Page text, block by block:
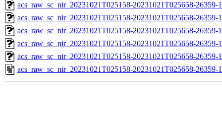
acs_raw_sc_nir_20231021T025158-20231021T025658-
acs_raw_sc_nir_20231021T025158-20231021T025658-26359-
acs_raw_sc_nir_20231021T025158-20231021T025658-26359-
acs_raw_sc_nir_20231021T025158-20231021T025658-26359-
acs_raw_sc_nir_20231021T025158-20231021T025658-26359-
acs_raw_sc_nir_20231021T025158-20231021T025658-26359-